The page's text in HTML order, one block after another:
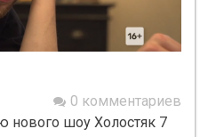
0 комментариев
нового шоу Холостяк 7